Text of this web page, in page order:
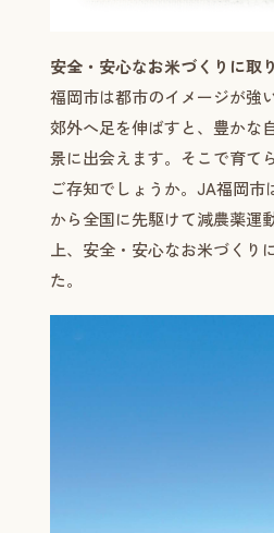
安全・安心なお米づくりに取
福岡市は都市のイメージが強
郊外へ足を伸ばすと、豊かな
景に出会えます。そこで育て
ご存知でしょうか。JA福岡市
から全国に先駆けて減農薬運
上、安全・安心なお米づくり
た。